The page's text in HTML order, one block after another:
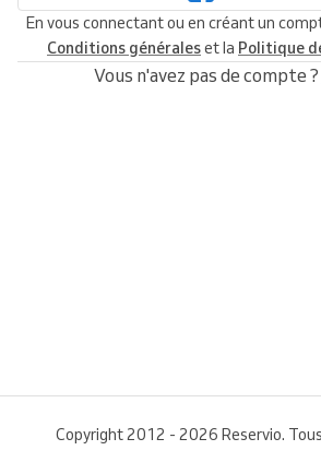
En vous connectant ou en créant un
Conditions généraleset la Politique
Vous n'avez pas de compte ?
Copyright 2012 - 2026 Reservio.